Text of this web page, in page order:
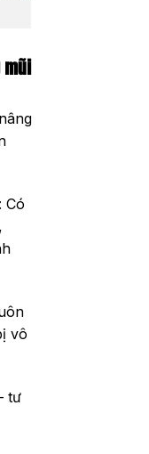
Có
vô
tư